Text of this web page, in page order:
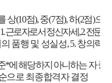
상(10점),중(7점),하(2점)으
1.근로자로서 정신자세 , 2.전문
품행 및 성실성, 5.창의력
*에 해당하지 아니하는 자 중
으로 최종합격자 결정